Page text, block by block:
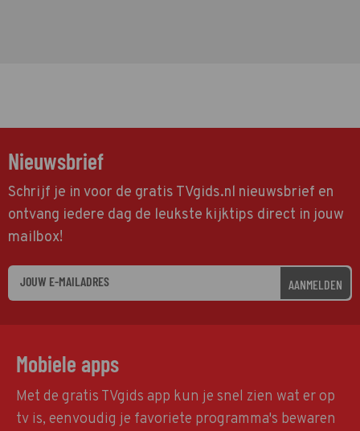
Nieuwsbrief
Schrijf je in voor de gratis TVgids.nl nieuwsbrief en
ontvang iedere dag de leukste kijktips direct in jouw
mailbox!
AANMELDEN
Mobiele apps
Met de gratis TVgids app kun je snel zien wat er op
tv is, eenvoudig je favoriete programma's bewaren